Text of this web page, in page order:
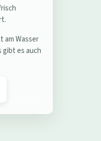
am Wasser
gibt es auch